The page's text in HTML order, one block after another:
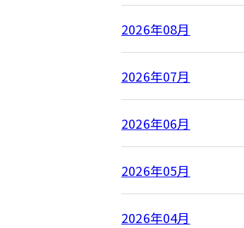
2026年08月
2026年07月
2026年06月
2026年05月
2026年04月